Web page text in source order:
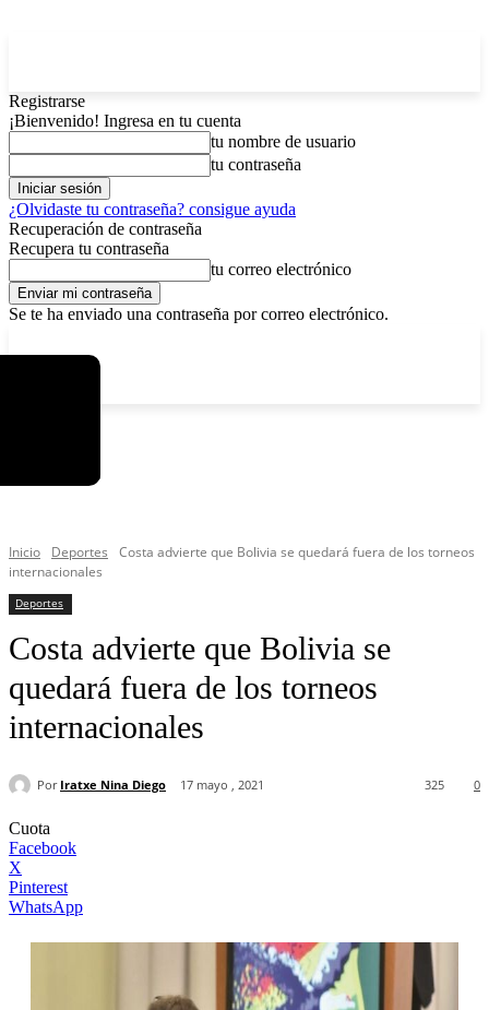
Registrarse
¡Bienvenido! Ingresa en tu cuenta
tu nombre de usuario
tu contraseña
¿Olvidaste tu contraseña? consigue ayuda
Recuperación de contraseña
Recupera tu contraseña
tu correo electrónico
Se te ha enviado una contraseña por correo electrónico.
Inicio Deportes
Costa advierte que Bolivia se quedará fuera de los torneos
internacionales
Deportes
Costa advierte que Bolivia se
quedará fuera de los torneos
internacionales
Por Iratxe Nina Diego 17 mayo , 2021 0
325
Cuota
Facebook
X
Pinterest
WhatsApp